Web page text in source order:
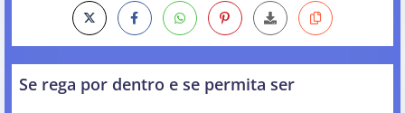
Se rega por dentro e se permita ser